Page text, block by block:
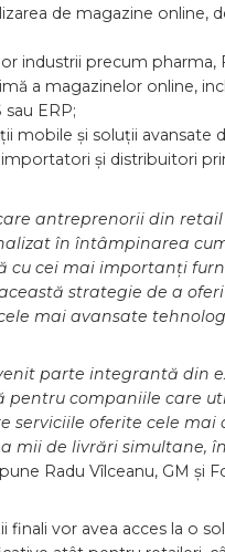
de magazine online,
industrii precum pharma,
a magazinelor online,
ERP;
mobile și soluții avansate
și distribuitori
antreprenorii din
în întâmpinarea
cei mai importanți
strategie de a
mai avansate
parte integrantă din
companiile care
serviciile oferite cele
de livrări simultane,
Radu Vîlceanu, GM și
vor avea acces la o